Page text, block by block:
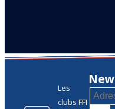
Les
clubs FFI